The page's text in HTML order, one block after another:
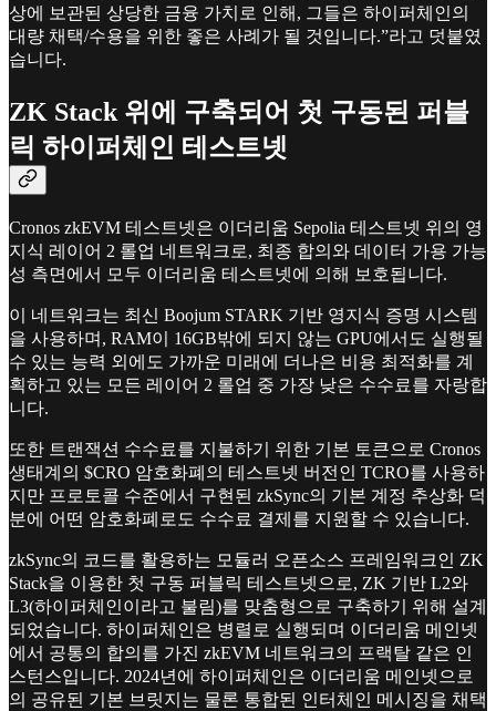
상에 보관된 상당한 금융 가치로 인해, 그들은 하이퍼체인의
대량 채택/수용을 위한 좋은 사례가 될 것입니다.”라고 덧붙였
습니다.
ZK Stack 위에 구축되어 첫 구동된 퍼블
릭 하이퍼체인 테스트넷
Cronos zkEVM 테스트넷은 이더리움 Sepolia 테스트넷 위의 영
지식 레이어 2 롤업 네트워크로, 최종 합의와 데이터 가용 가능
성 측면에서 모두 이더리움 테스트넷에 의해 보호됩니다.
이 네트워크는 최신 Boojum STARK 기반 영지식 증명 시스템
을 사용하며, RAM이 16GB밖에 되지 않는 GPU에서도 실행될
수 있는 능력 외에도 가까운 미래에 더나은 비용 최적화를 계
획하고 있는 모든 레이어 2 롤업 중 가장 낮은 수수료를 자랑합
니다.
또한 트랜잭션 수수료를 지불하기 위한 기본 토큰으로 Cronos
생태계의 $CRO 암호화폐의 테스트넷 버전인 TCRO를 사용하
지만 프로토콜 수준에서 구현된 zkSync의 기본 계정 추상화 덕
분에 어떤 암호화폐로도 수수료 결제를 지원할 수 있습니다.
zkSync의 코드를 활용하는 모듈러 오픈소스 프레임워크인 ZK
Stack을 이용한 첫 구동 퍼블릭 테스트넷으로, ZK 기반 L2와
L3(하이퍼체인이라고 불림)를 맞춤형으로 구축하기 위해 설계
되었습니다. 하이퍼체인은 병렬로 실행되며 이더리움 메인넷
에서 공통의 합의를 가진 zkEVM 네트워크의 프랙탈 같은 인
스턴스입니다. 2024년에 하이퍼체인은 이더리움 메인넷으로
의 공유된 기본 브릿지는 물론 통합된 인터체인 메시징을 채택